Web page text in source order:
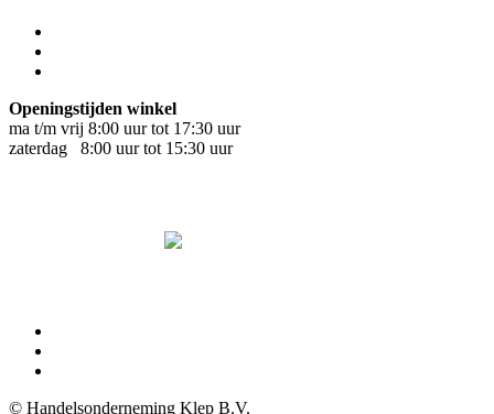
Openingstijden winkel
ma t/m vrij 8:00 uur tot 17:30 uur
zaterdag 8:00 uur tot 15:30 uur
© Handelsonderneming Klep B.V.